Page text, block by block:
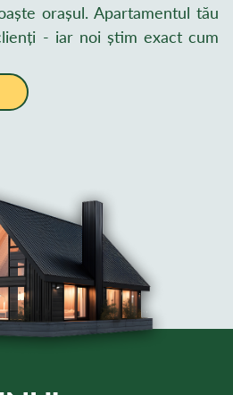
orașul. Apartamentul tău
- iar noi știm exact cum